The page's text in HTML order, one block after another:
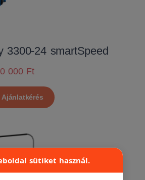
3300-24 smartSpeed
000 Ft
Ajánlatkérés
sütiket használ.